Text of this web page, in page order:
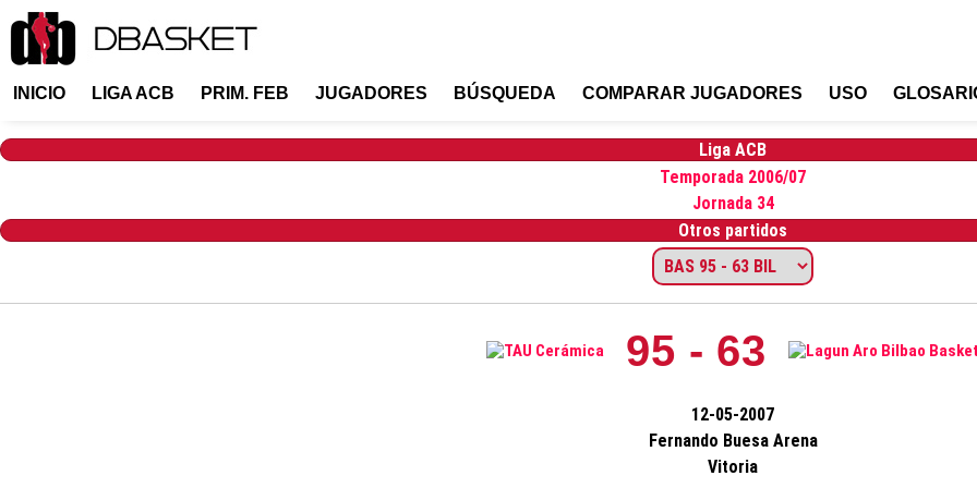
INICIO LIGA ACB PRIM. FEB JUGADORES BÚSQUEDA COMPARAR JUGADORES USO
Liga ACB
Temporada 2006/07
Jornada 34
Otros partidos
95 - 63
12-05-2007
Fernando Buesa Arena
Vitoria